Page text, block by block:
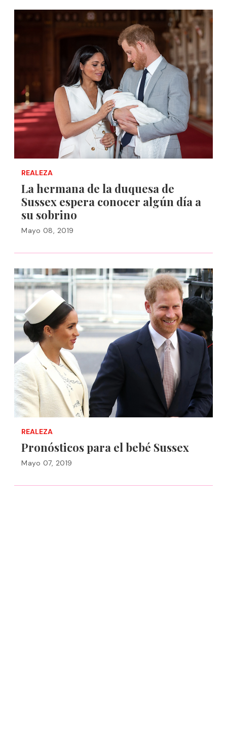
REALEZA
La hermana de la duquesa de
Sussex espera conocer algún día a
su sobrino
Mayo 08, 2019
REALEZA
Pronósticos para el bebé Sussex
Mayo 07, 2019